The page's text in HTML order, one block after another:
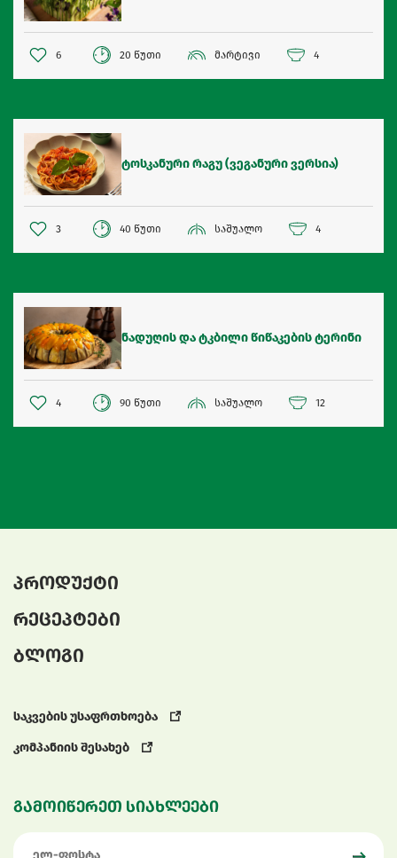
6 20 წუთი მარტივი 4
ტოსკანური რაგუ (ვეგანური ვერსია)
3 40 წუთი საშუალო 4
ნადუღის და ტკბილი წიწაკების ტერინი
4 90 წუთი საშუალო 12
პროდუქტი
რეცეპტები
ბლოგი
საკვების უსაფრთხოება
კომპანიის შესახებ
გამოიწერეთ სიახლეები